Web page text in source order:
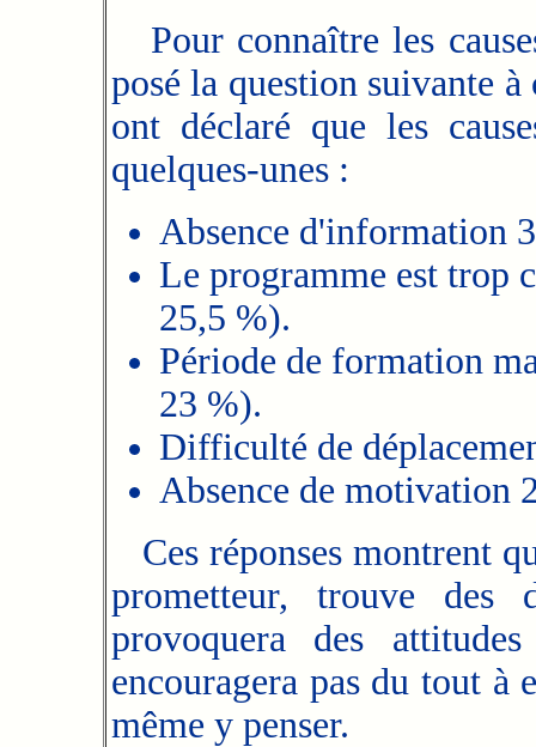
Pour connaître les
posé la question suivante
ont déclaré que les
quelques-unes :
Absence d'information
Le programme est trop
25,5 %).
Période de formation
23 %).
Difficulté de
Absence de motivation
Ces réponses montrent
prometteur, trouve des
provoquera des
encouragera pas du tout à
même y penser.